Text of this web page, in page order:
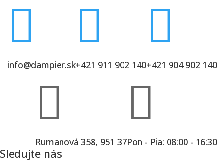

+421 904 902 140

+421 911 902 140

info@dampier.sk

Pon - Pia: 08:00 - 16:30

Rumanová 358, 951 37
Sledujte nás